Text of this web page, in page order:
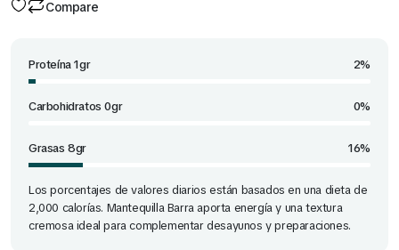
Compare
Proteína 1gr 2%
Carbohidratos 0gr 0%
Grasas 8gr 16%
Los porcentajes de valores diarios están basados en una dieta de
2,000 calorías. Mantequilla Barra aporta energía y una textura
cremosa ideal para complementar desayunos y preparaciones.